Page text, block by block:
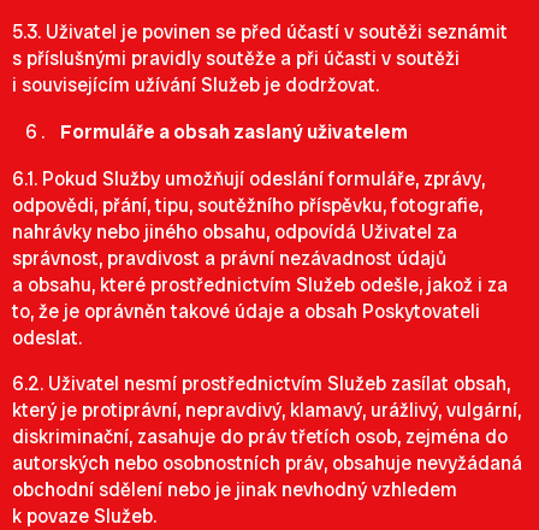
5.3. Uživatel je povinen se před účastí v soutěži seznámit
s příslušnými pravidly soutěže a při účasti v soutěži
i souvisejícím užívání Služeb je dodržovat.
Formuláře a obsah zaslaný uživatelem
6.1. Pokud Služby umožňují odeslání formuláře, zprávy,
odpovědi, přání, tipu, soutěžního příspěvku, fotografie,
nahrávky nebo jiného obsahu, odpovídá Uživatel za
správnost, pravdivost a právní nezávadnost údajů
a obsahu, které prostřednictvím Služeb odešle, jakož i za
to, že je oprávněn takové údaje a obsah Poskytovateli
odeslat.
6.2. Uživatel nesmí prostřednictvím Služeb zasílat obsah,
který je protiprávní, nepravdivý, klamavý, urážlivý, vulgární,
diskriminační, zasahuje do práv třetích osob, zejména do
autorských nebo osobnostních práv, obsahuje nevyžádaná
obchodní sdělení nebo je jinak nevhodný vzhledem
k povaze Služeb.